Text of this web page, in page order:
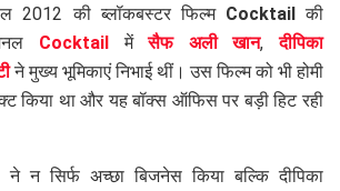
2012 की ब्लॉकबस्टर फिल्म Cocktailकी
Cocktailमेंसैफ अली खान,दीपिका
ने मुख्य भूमिकाएं निभाई थीं। उस फिल्म को भी होमी
किया था और यह बॉक्स ऑफिस पर बड़ी हिट रही
न सिर्फ अच्छा बिजनेस किया बल्कि दीपिका